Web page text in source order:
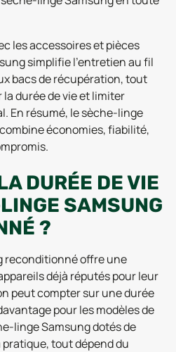
les accessoires et pièces
simplifie l’entretien au fil
bacs de récupération, tout
durée de vie et limiter
En résumé, le sèche-linge
économies, fiabilité,
DURÉE DE VIE
SAMSUNG
?
reconditionné offre une
déjà réputés pour leur
peut compter sur une durée
pour les modèles de
linge Samsung dotés de
pratique, tout dépend du